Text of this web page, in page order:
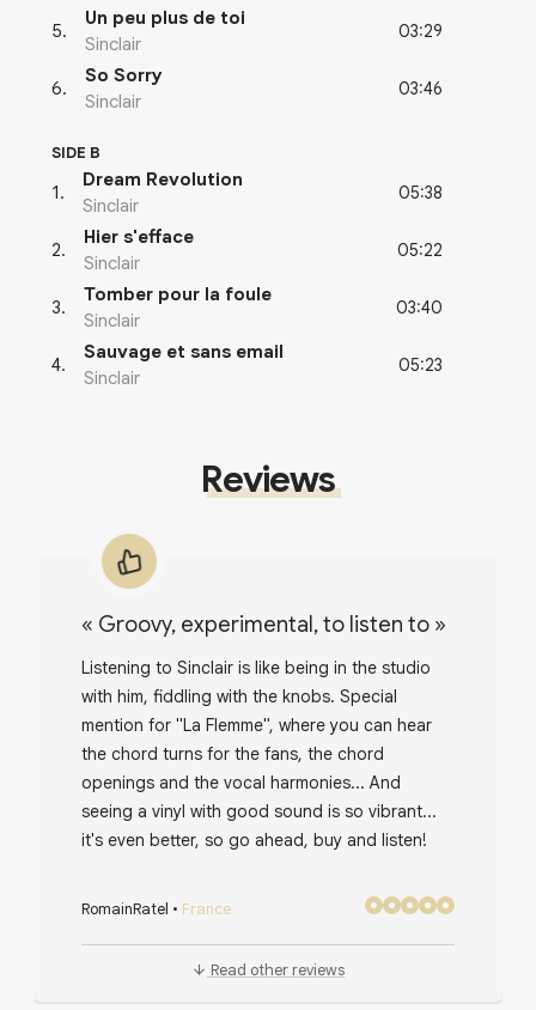
5.
Un peu plus de toi
Sinclair
03:29
6.
So Sorry
Sinclair
03:46
SIDE B
1 .
Dream Revolution
Sinclair
05:38
2.
Hier s'efface
Sinclair
05:22
3.
Tomber pour la foule
Sinclair
03:40
4.
Sauvage et sans email
Sinclair
05:23
Reviews
« Groovy, experimental, to listen to »
Listening to Sinclair is like being in the studio
with him, fiddling with the knobs. Special
mention for "La Flemme", where you can hear
the chord turns for the fans, the chord
openings and the vocal harmonies... And
seeing a vinyl with good sound is so vibrant...
it's even better, so go ahead, buy and listen!
RomainRatel • France
Read other reviews